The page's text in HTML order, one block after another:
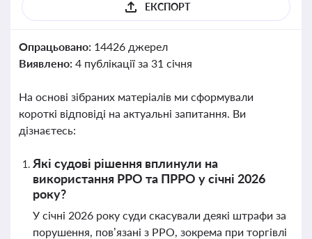
ЕКСПОРТ
Опрацьовано: 14426 джерел
Виявлено: 4 публікації за 31 січня
На основі зібраних матеріалів ми сформували
короткі відповіді на актуальні запитання. Ви
дізнаєтесь:
Які судові рішення вплинули на
використання РРО та ПРРО у січні 2026
року?
У січні 2026 року суди скасували деякі штрафи за
порушення, пов’язані з РРО, зокрема при торгівлі